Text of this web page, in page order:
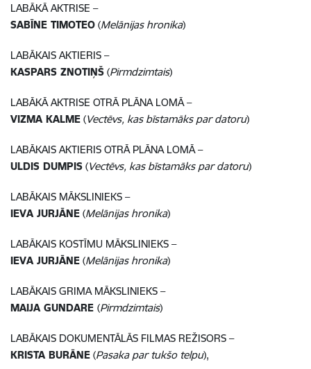
LABĀKĀ AKTRISE –
SABĪNE TIMOTEO (Melānijas hronika)
LABĀKAIS AKTIERIS –
KASPARS ZNOTIŅŠ (Pirmdzimtais)
LABĀKĀ AKTRISE OTRĀ PLĀNA LOMĀ –
VIZMA KALME (Vectēvs, kas bīstamāks par datoru)
LABĀKAIS AKTIERIS OTRĀ PLĀNA LOMĀ –
ULDIS DUMPIS (Vectēvs, kas bīstamāks par datoru)
LABĀKAIS MĀKSLINIEKS –
IEVA JURJĀNE (Melānijas hronika)
LABĀKAIS KOSTĪMU MĀKSLINIEKS –
IEVA JURJĀNE (Melānijas hronika)
LABĀKAIS GRIMA MĀKSLINIEKS –
MAIJA GUNDARE (Pirmdzimtais)
LABĀKAIS DOKUMENTĀLĀS FILMAS REŽISORS –
KRISTA BURĀNE (Pasaka par tukšo telpu),